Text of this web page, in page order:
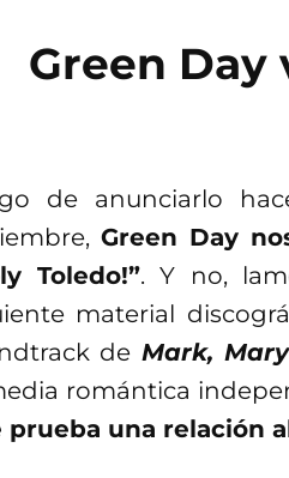
Green Day
de anunciarlo
Green Day
Toledo!”. Y no,
material
de Mark,
romántica
prueba una relación